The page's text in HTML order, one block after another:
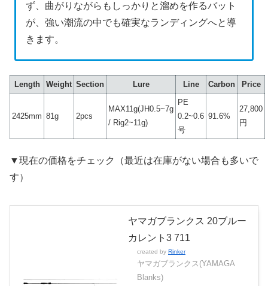
ず、曲がりながらもしっかりと溜めを作るバット
が、強い潮流の中でも確実なランディングへと導
きます。
Length Weight Section Lure Line Carbon Price
2425mm 81g 2pcs
MAX11g(JH0.5~7g
/ Rig2~11g)
PE
0.2~0.6
号
91.6%
27,800
円
▼現在の価格をチェック（最近は在庫がない場合も多いで
す）
ヤマガブランクス 20ブルー
カレント3 711
created by Rinker
ヤマガブランクス(YAMAGA
Blanks)